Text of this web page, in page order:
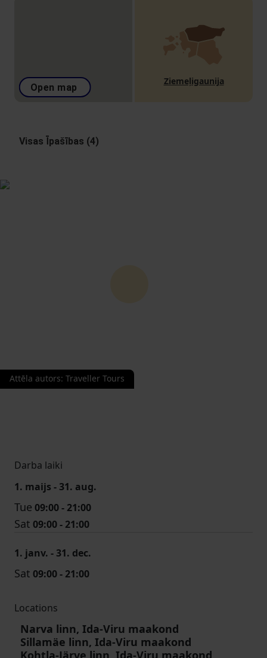
Open map
Ziemeļigaunija
Visas Īpašības (4)
Attēla autors: Traveller Tours
Darba laiki
1. maijs - 31. aug.
Tue 09:00 - 21:00
Sat 09:00 - 21:00
1. janv. - 31. dec.
Sat 09:00 - 21:00
Locations
Narva linn, Ida-Viru maakond
Sillamäe linn, Ida-Viru maakond
Kohtla-Järve linn, Ida-Viru maakond